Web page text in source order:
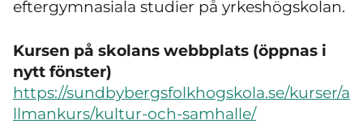
eftergymnasiala studier på yrkeshögskolan.
Kursen på skolans webbplats (öppnas i
nytt fönster)
https://sundbybergsfolkhogskola.se/kurser/a
llmankurs/kultur-och-samhalle/